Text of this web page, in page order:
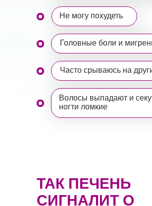
Волосы выпадают и
ногти ломкие
Не могу похудеть
Головные боли и
Часто срываюсь на
ТАК ПЕЧЕНЬ
СИГНАЛИТ О